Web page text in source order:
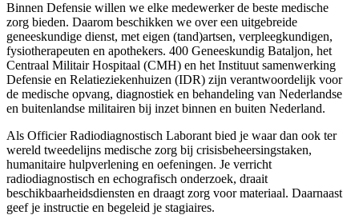
Binnen Defensie willen we elke medewerker de beste medische
zorg bieden. Daarom beschikken we over een uitgebreide
geneeskundige dienst, met eigen (tand)artsen, verpleegkundigen,
fysiotherapeuten en apothekers. 400 Geneeskundig Bataljon, het
Centraal Militair Hospitaal (CMH) en het Instituut samenwerking
Defensie en Relatieziekenhuizen (IDR) zijn verantwoordelijk voor
de medische opvang, diagnostiek en behandeling van Nederlandse
en buitenlandse militairen bij inzet binnen en buiten Nederland.
Als Officier Radiodiagnostisch Laborant bied je waar dan ook ter
wereld tweedelijns medische zorg bij crisisbeheersingstaken,
humanitaire hulpverlening en oefeningen. Je verricht
radiodiagnostisch en echografisch onderzoek, draait
beschikbaarheidsdiensten en draagt zorg voor materiaal. Daarnaast
geef je instructie en begeleid je stagiaires.